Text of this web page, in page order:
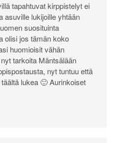
tapahtuvat kirppistelyt ei
asuville lukijoille yhtään
suosituinta
olisi jos tämän koko
huomioisit vähän
tarkoita Mäntsälään
nyt tuntuu että
lukea 🙂 Aurinkoiset